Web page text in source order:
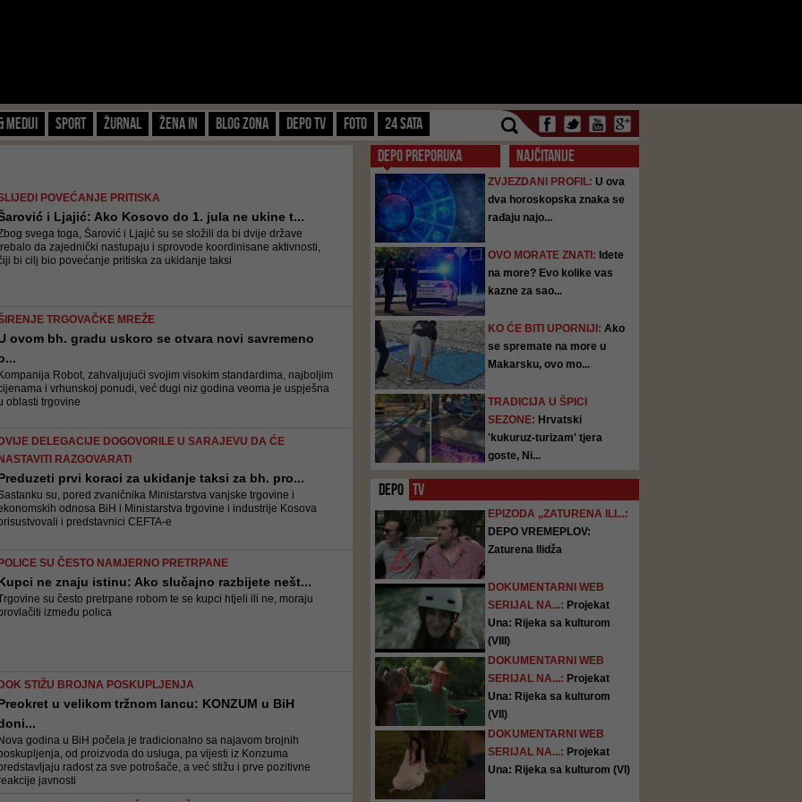
Mediji Sport Žurnal Žena IN Blog zona Depo TV FOTO 24 SATA
POVEĆANJE PRITISKA
i Ljajić: Ako Kosovo do 1. jula ne ukine t...
svega toga, Šarović i Ljajić su se složili da bi dvije države
da zajednički nastupaju i sprovode koordinisane aktivnosti,
bi cilj bio povećanje pritiska za ukidanje taksi
TRGOVAČKE MREŽE
ovom bh. gradu uskoro se otvara novi savremeno
Robot, zahvaljujući svojim visokim standardima, najboljim
i vrhunskoj ponudi, već dugi niz godina veoma je uspješna
oblasti trgovine
DELEGACIJE DOGOVORILE U SARAJEVU DA ĆE
RAZGOVARATI
prvi koraci za ukidanje taksi za bh. pro...
su, pored zvaničnika Ministarstva vanjske trgovine i
odnosa BiH i Ministarstva trgovine i industrije Kosova
i predstavnici CEFTA-e
SU ČESTO NAMJERNO PRETRPANE
ne znaju istinu: Ako slučajno razbijete nešt...
su često pretrpane robom te se kupci htjeli ili ne, moraju
između polica
STIŽU BROJNA POSKUPLJENJA
u velikom tržnom lancu: KONZUM u BiH
godina u BiH počela je tradicionalno sa najavom brojnih
od proizvoda do usluga, pa vijesti iz Konzuma
radost za sve potrošače, a već stižu i prve pozitivne
javnosti
DEPO PREPORUKA NAJČITANIJE
ZVJEZDANI PROFIL: U ova
dva horoskopska znaka se
rađaju najo...
OVO MORATE ZNATI: Idete
na more? Evo kolike vas
kazne za sao...
KO ĆE BITI UPORNIJI: Ako
se spremate na more u
Makarsku, ovo mo...
TRADICIJA U ŠPICI
SEZONE: Hrvatski
'kukuruz-turizam' tjera
goste, Ni...
DEPO TV
EPIZODA „ZATURENA ILI...:
DEPO VREMEPLOV:
Zaturena Ilidža
DOKUMENTARNI WEB
SERIJAL NA...: Projekat
Una: Rijeka sa kulturom
(VIII)
DOKUMENTARNI WEB
SERIJAL NA...: Projekat
Una: Rijeka sa kulturom
(VII)
DOKUMENTARNI WEB
SERIJAL NA...: Projekat
Una: Rijeka sa kulturom (VI)